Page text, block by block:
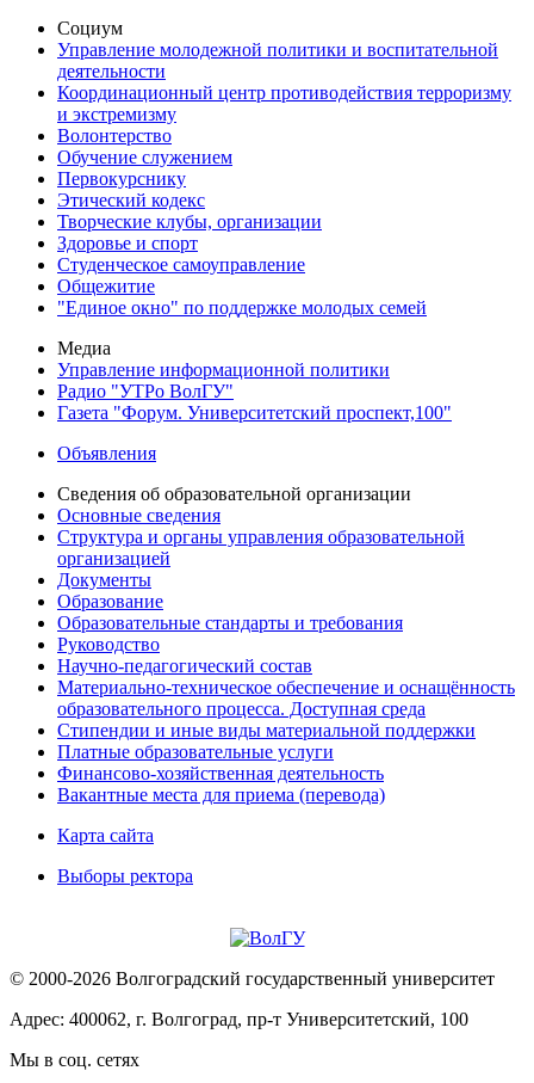
Социум
Управление молодежной политики и воспитательной
деятельности
Координационный центр противодействия терроризму
и экстремизму
Волонтерство
Обучение служением
Первокурснику
Этический кодекс
Творческие клубы, организации
Здоровье и спорт
Студенческое самоуправление
Общежитие
"Единое окно" по поддержке молодых семей
Медиа
Управление информационной политики
Радио "УТРо ВолГУ"
Газета "Форум. Университетский проспект,100"
Объявления
Сведения об образовательной организации
Основные сведения
Структура и органы управления образовательной
организацией
Документы
Образование
Образовательные стандарты и требования
Руководство
Научно-педагогический состав
Материально-техническое обеспечение и оснащённость
образовательного процесса. Доступная среда
Стипендии и иные виды материальной поддержки
Платные образовательные услуги
Финансово-хозяйственная деятельность
Вакантные места для приема (перевода)
Карта сайта
Выборы ректора
© 2000-2026 Волгоградский государственный университет
Адрес: 400062, г. Волгоград, пр-т Университетский, 100
Мы в соц. сетях